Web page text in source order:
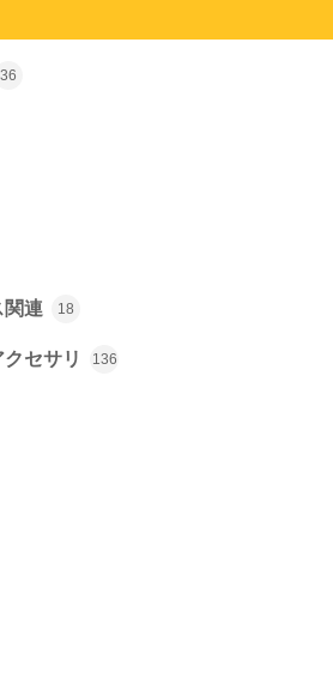
36
関連 18
セサリ 136